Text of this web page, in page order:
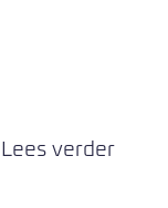
Lees verder